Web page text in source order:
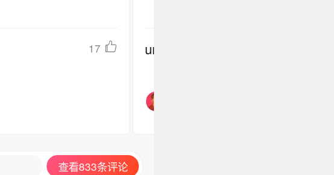
17
undefined
查看833条评论